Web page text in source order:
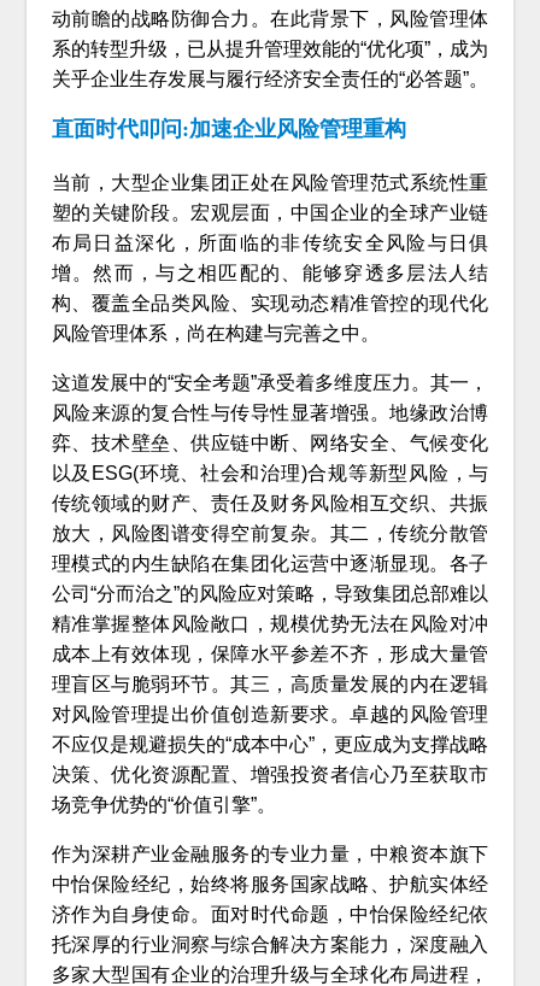
动前瞻的战略防御合力。在此背景下，风险管理体
系的转型升级，已从提升管理效能的“优化项”，成为
关乎企业生存发展与履行经济安全责任的“必答题”。
直面时代叩问:加速企业风险管理重构
当前，大型企业集团正处在风险管理范式系统性重
塑的关键阶段。宏观层面，中国企业的全球产业链
布局日益深化，所面临的非传统安全风险与日俱
增。然而，与之相匹配的、能够穿透多层法人结
构、覆盖全品类风险、实现动态精准管控的现代化
风险管理体系，尚在构建与完善之中。
这道发展中的“安全考题”承受着多维度压力。其一，
风险来源的复合性与传导性显著增强。地缘政治博
弈、技术壁垒、供应链中断、网络安全、气候变化
以及ESG(环境、社会和治理)合规等新型风险，与
传统领域的财产、责任及财务风险相互交织、共振
放大，风险图谱变得空前复杂。其二，传统分散管
理模式的内生缺陷在集团化运营中逐渐显现。各子
公司“分而治之”的风险应对策略，导致集团总部难以
精准掌握整体风险敞口，规模优势无法在风险对冲
成本上有效体现，保障水平参差不齐，形成大量管
理盲区与脆弱环节。其三，高质量发展的内在逻辑
对风险管理提出价值创造新要求。卓越的风险管理
不应仅是规避损失的“成本中心”，更应成为支撑战略
决策、优化资源配置、增强投资者信心乃至获取市
场竞争优势的“价值引擎”。
作为深耕产业金融服务的专业力量，中粮资本旗下
中怡保险经纪，始终将服务国家战略、护航实体经
济作为自身使命。面对时代命题，中怡保险经纪依
托深厚的行业洞察与综合解决方案能力，深度融入
多家大型国有企业的治理升级与全球化布局进程，